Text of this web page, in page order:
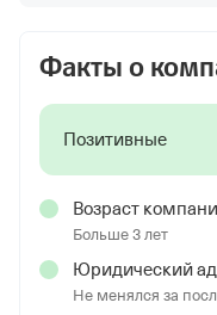
Факты о
Позитивные
Возраст
Больше 3 лет
Юридический
Не менялся за